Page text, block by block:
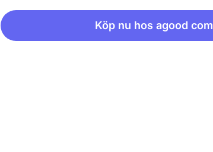
Köp nu hos agood